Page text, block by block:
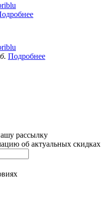
Подробнее
рассылку
об актуальных скидках